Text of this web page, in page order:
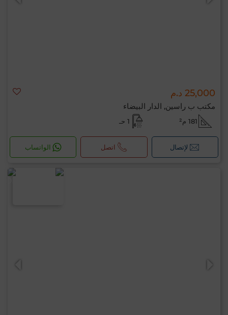
25,000 د.م
مكتب ب راسين, الدار البيضاء
181 م² 1 حـ
لإتصال اتصل الواتساب